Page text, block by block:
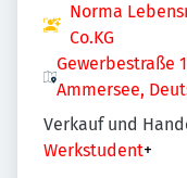
Norma
Co.KG
Gewerbestraße
Ammersee,
Verkauf und
Werkstudent+